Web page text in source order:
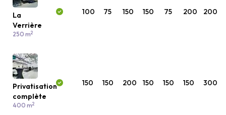
La
Verrière
250 m2
100 75 150 150 75 200 200
Privatisation
complète
400 m2
150 150 200 150 150 150 300